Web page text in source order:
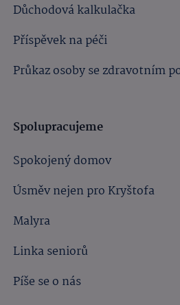
Důchodová kalkulačka
Příspěvek na péči
Průkaz osoby se zdravotním
Spolupracujeme
Spokojený domov
Úsměv nejen pro Kryštofa
Malyra
Linka seniorů
Píše se o nás